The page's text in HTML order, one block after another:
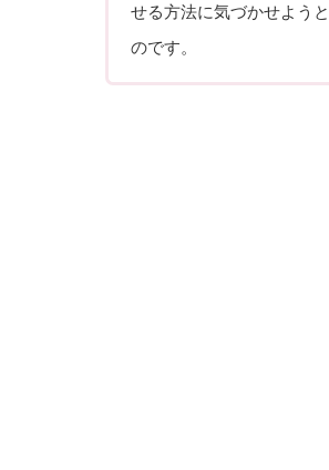
せる方法に気づかせよう
のです。